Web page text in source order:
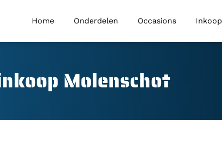
Home Onderdelen Occasions Inkoop
Molenschot